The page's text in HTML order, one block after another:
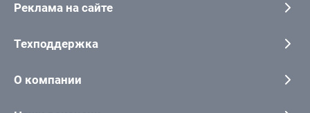
Реклама на сайте
Техподдержка
О компании